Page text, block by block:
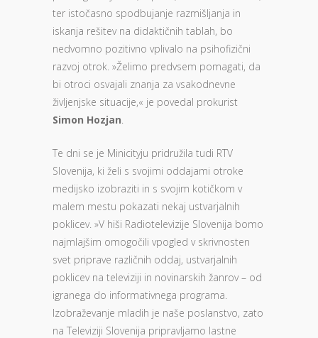
ter istočasno spodbujanje razmišljanja in
iskanja rešitev na didaktičnih tablah, bo
nedvomno pozitivno vplivalo na psihofizični
razvoj otrok. »Želimo predvsem pomagati, da
bi otroci osvajali znanja za vsakodnevne
življenjske situacije,« je povedal prokurist
Simon Hozjan
Te dni se je Minicityju pridružila tudi RTV
Slovenija, ki želi s svojimi oddajami otroke
medijsko izobraziti in s svojim kotičkom v
malem mestu pokazati nekaj ustvarjalnih
poklicev. »V hiši Radiotelevizije Slovenija bomo
najmlajšim omogočili vpogled v skrivnosten
svet priprave različnih oddaj, ustvarjalnih
poklicev na televiziji in novinarskih žanrov – od
igranega do informativnega programa.
Izobraževanje mladih je naše poslanstvo, zato
na Televiziji Slovenija pripravljamo lastne